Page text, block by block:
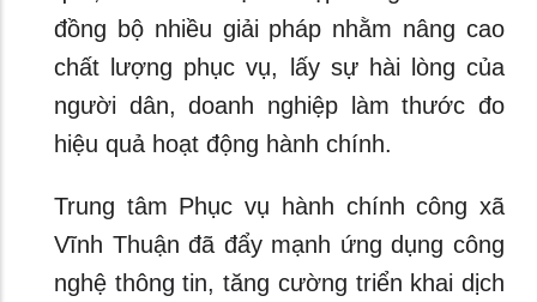
đồng bộ nhiều giải pháp nhằm nâng cao
chất lượng phục vụ, lấy sự hài lòng của
người dân, doanh nghiệp làm thước đo
hiệu quả hoạt động hành chính.
Trung tâm Phục vụ hành chính công xã
Vĩnh Thuận đã đẩy mạnh ứng dụng công
nghệ thông tin, tăng cường triển khai dịch